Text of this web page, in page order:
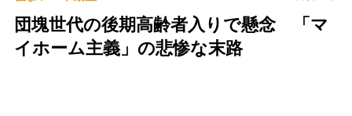
団塊世代の後期高齢者入りで懸念 「マ
イホーム主義」の悲惨な末路